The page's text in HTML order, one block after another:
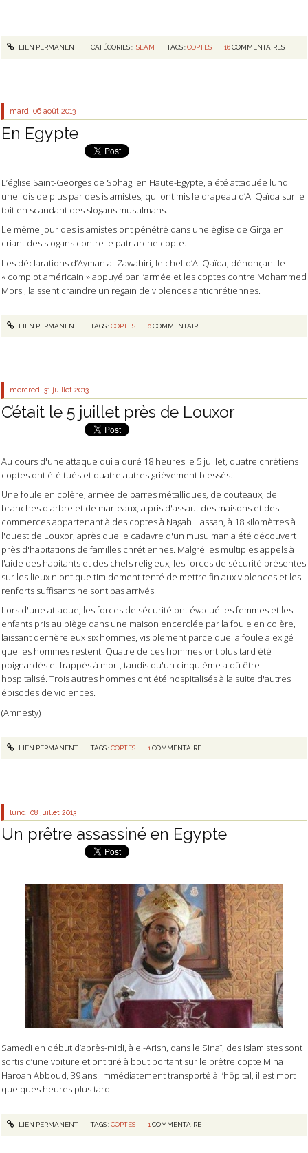
LIEN PERMANENT CATÉGORIES : ISLAM TAGS :COPTES 16 COMMENTAIRES
mardi 06 août 2013
En Egypte
L’église Saint-Georges de Sohag, en Haute-Egypte, a été attaquée lundi
une fois de plus par des islamistes, qui ont mis le drapeau d’Al Qaïda sur le
toit en scandant des slogans musulmans.
Le même jour des islamistes ont pénétré dans une église de Girga en
criant des slogans contre le patriarche copte.
Les déclarations d’Ayman al-Zawahiri, le chef d’Al Qaïda, dénonçant le
« complot américain » appuyé par l’armée et les coptes contre Mohammed
Morsi, laissent craindre un regain de violences antichrétiennes.
LIEN PERMANENT TAGS :COPTES 0COMMENTAIRE
mercredi 31 juillet 2013
C’était le 5 juillet près de Louxor
Au cours d'une attaque qui a duré 18 heures le 5 juillet, quatre chrétiens
coptes ont été tués et quatre autres grièvement blessés.
Une foule en colère, armée de barres métalliques, de couteaux, de
branches d'arbre et de marteaux, a pris d'assaut des maisons et des
commerces appartenant à des coptes à Nagah Hassan, à 18 kilomètres à
l'ouest de Louxor, après que le cadavre d'un musulman a été découvert
près d'habitations de familles chrétiennes. Malgré les multiples appels à
l'aide des habitants et des chefs religieux, les forces de sécurité présentes
sur les lieux n'ont que timidement tenté de mettre fin aux violences et les
renforts suffisants ne sont pas arrivés.
Lors d'une attaque, les forces de sécurité ont évacué les femmes et les
enfants pris au piège dans une maison encerclée par la foule en colère,
laissant derrière eux six hommes, visiblement parce que la foule a exigé
que les hommes restent. Quatre de ces hommes ont plus tard été
poignardés et frappés à mort, tandis qu'un cinquième a dû être
hospitalisé. Trois autres hommes ont été hospitalisés à la suite d'autres
épisodes de violences.
(Amnesty)
LIEN PERMANENT TAGS :COPTES 1 COMMENTAIRE
lundi 08 juillet 2013
Un prêtre assassiné en Egypte
Samedi en début d’après-midi, à el-Arish, dans le Sinaï, des islamistes sont
sortis d’une voiture et ont tiré à bout portant sur le prêtre copte Mina
Haroan Abboud, 39 ans. Immédiatement transporté à l’hôpital, il est mort
quelques heures plus tard.
LIEN PERMANENT TAGS :COPTES 1COMMENTAIRE